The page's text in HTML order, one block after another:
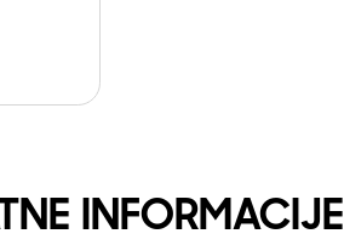
INFORMACIJE